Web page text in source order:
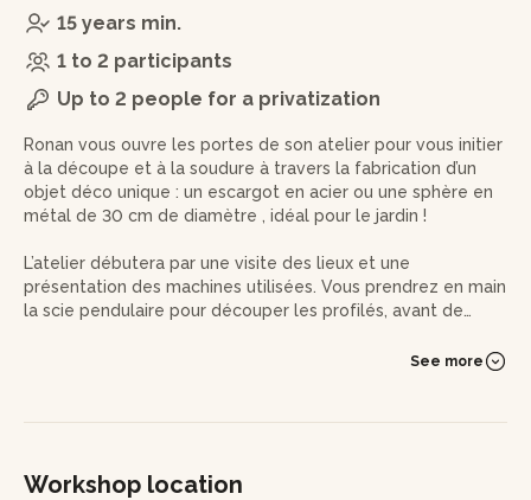
15 years min.
1 to 2 participants
Up to 2 people for a privatization
Ronan vous ouvre les portes de son atelier pour vous initier
à la découpe et à la soudure à travers la fabrication d’un
objet déco unique : un escargot en acier ou une sphère en
métal de 30 cm de diamètre , idéal pour le jardin !
L’atelier débutera par une visite des lieux et une
présentation des machines utilisées. Vous prendrez en main
la scie pendulaire pour découper les profilés, avant de
avec une initiation à la soudure. Vous terminerez par le
harmonieuse, d’environ 50 cm de haut.
See more
Workshop location